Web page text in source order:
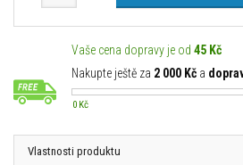
Vaše cena dopravy je od 45 Kč
Nakupte ještě za 2 000 Kč a
0 Kč
Vlastnosti produktu